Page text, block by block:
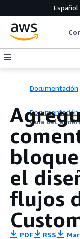
Español
Documentación
Documentación
Guía del
el
flujos
PDF RSS